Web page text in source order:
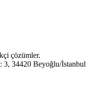
çözümler.
34420 Beyoğlu/İstanbul